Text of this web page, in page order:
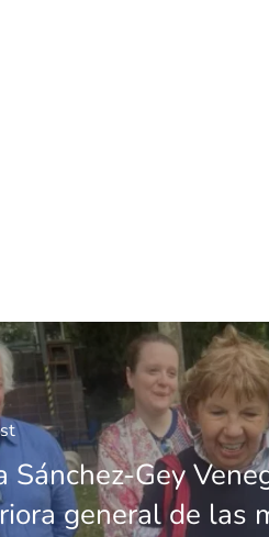
Sánchez-Gey
general de las